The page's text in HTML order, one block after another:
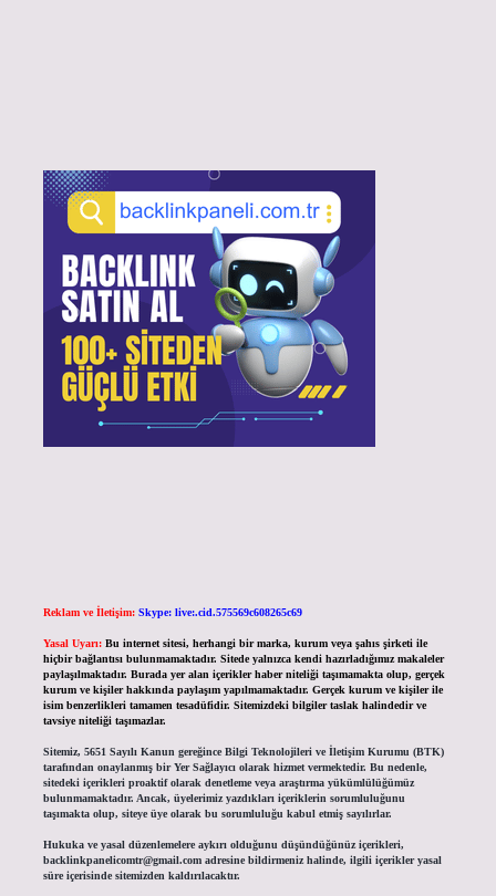
Reklam ve İletişim: Skype: live:.cid.575569c608265c69
Yasal Uyarı: Bu internet sitesi, herhangi bir marka, kurum veya şahıs şirketi ile
hiçbir bağlantısı bulunmamaktadır. Sitede yalnızca kendi hazırladığımız makaleler
paylaşılmaktadır. Burada yer alan içerikler haber niteliği taşımamakta olup, gerçek
kurum ve kişiler hakkında paylaşım yapılmamaktadır. Gerçek kurum ve kişiler ile
isim benzerlikleri tamamen tesadüfidir. Sitemizdeki bilgiler taslak halindedir ve
tavsiye niteliği taşımazlar.
Sitemiz, 5651 Sayılı Kanun gereğince Bilgi Teknolojileri ve İletişim Kurumu (BTK)
tarafından onaylanmış bir Yer Sağlayıcı olarak hizmet vermektedir. Bu nedenle,
sitedeki içerikleri proaktif olarak denetleme veya araştırma yükümlülüğümüz
bulunmamaktadır. Ancak, üyelerimiz yazdıkları içeriklerin sorumluluğunu
taşımakta olup, siteye üye olarak bu sorumluluğu kabul etmiş sayılırlar.
Hukuka ve yasal düzenlemelere aykırı olduğunu düşündüğünüz içerikleri,
backlinkpanelicomtr@gmail.comadresine bildirmeniz halinde, ilgili içerikler yasal
süre içerisinde sitemizden kaldırılacaktır.